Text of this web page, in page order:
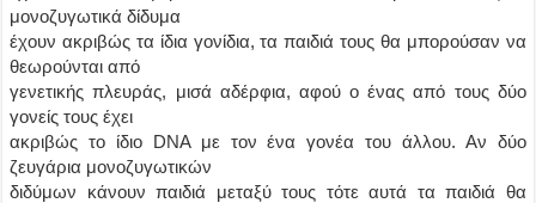
μονοζυγωτικά δίδυμα
έχουν ακριβώς τα ίδια γονίδια, τα παιδιά τους θα μπορούσαν να
θεωρούνται από
γενετικής πλευράς, μισά αδέρφια, αφού ο ένας από τους δύο
γονείς τους έχει
ακριβώς το ίδιο DNA με τον ένα γονέα του άλλου. Αν δύο
ζευγάρια μονοζυγωτικών
διδύμων κάνουν παιδιά μεταξύ τους τότε αυτά τα παιδιά θα